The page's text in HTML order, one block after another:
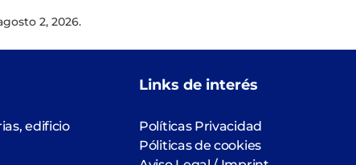
2, 2026.
edificio
Links de interés
Políticas Privacidad
Póliticas de cookies